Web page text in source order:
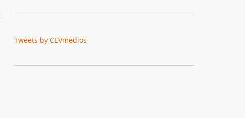
Tweets by CEVmedios